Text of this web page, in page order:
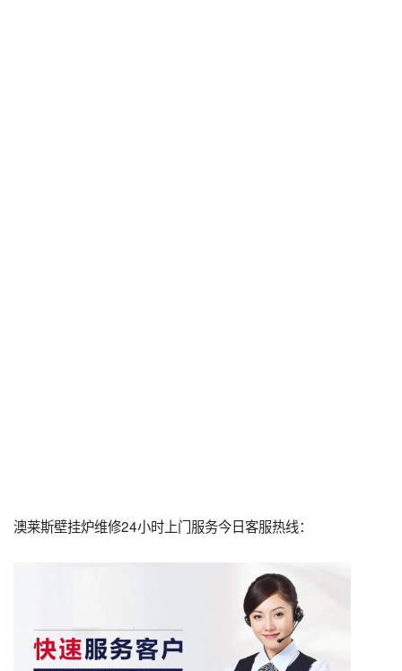
澳莱斯壁挂炉维修24小时上门服务今日客服热线：